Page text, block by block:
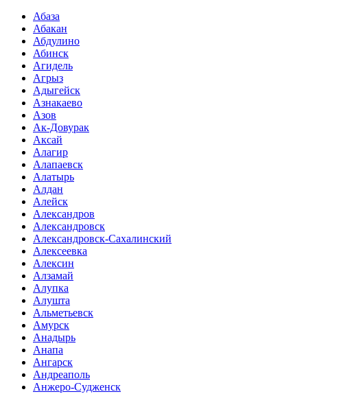
Абаза
Абакан
Абдулино
Абинск
Агидель
Агрыз
Адыгейск
Азнакаево
Азов
Ак-Довурак
Аксай
Алагир
Алапаевск
Алатырь
Алдан
Алейск
Александров
Александровск
Александровск-Сахалинский
Алексеевка
Алексин
Алзамай
Алупка
Алушта
Альметьевск
Амурск
Анадырь
Анапа
Ангарск
Андреаполь
Анжеро-Судженск